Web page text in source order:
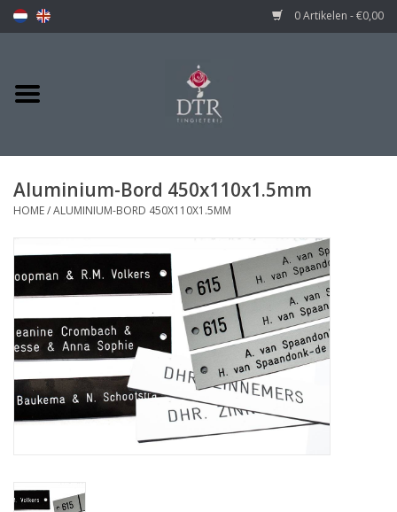
0 Artikelen - €0,00
Aluminium-Bord 450x110x1.5mm
HOME/ALUMINIUM-BORD 450X110X1.5MM